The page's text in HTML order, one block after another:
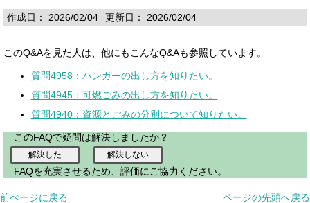
作成日： 2026/02/04 更新日： 2026/02/04
このQ&Aを見た人は、他にもこんなQ&Aも参照しています。
質問4958：ハンガーの出し方を知りたい。
質問4945：可燃ごみの出し方を知りたい。
質問4940：資源とごみの分別について知りたい。
このFAQで疑問は解決しましたか？
FAQを充実させるため、評価にご協力ください。
前ぺージに戻る ページの先頭へ戻る